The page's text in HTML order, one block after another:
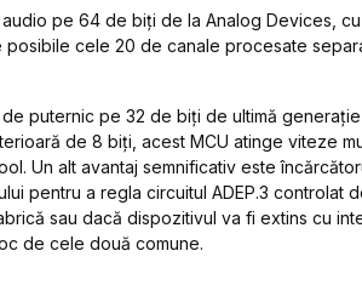
pe 64 de biți de la Analog Devices,
cele 20 de canale procesate
puternic pe 32 de biți de ultimă
de 8 biți, acest MCU atinge viteze
Un alt avantaj semnificativ este
pentru a regla circuitul ADEP.3 controlat
sau dacă dispozitivul va fi extins cu
de cele două comune.